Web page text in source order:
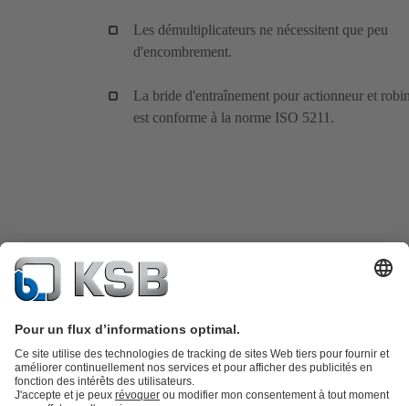
Les démultiplicateurs ne nécessitent que peu
d'encombrement.
La bride d'entraînement pour actionneur et
est conforme à la norme ISO 5211.